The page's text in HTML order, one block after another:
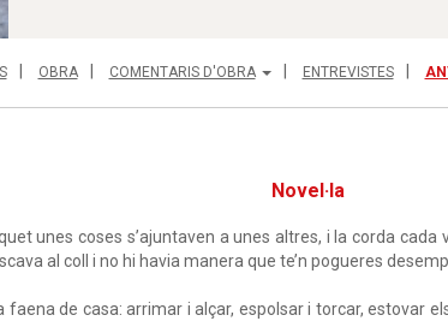
OBRA COMENTARIS D'OBRA ENTREVISTES
Novel·la
unes coses s’ajuntaven a unes altres, i la corda cada
al coll i no hi havia manera que te’n pogueres
faena de casa: arrimar i alçar, espolsar i torcar, estovar